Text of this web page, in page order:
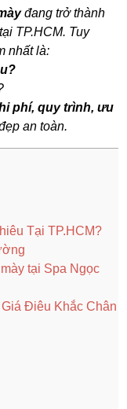
đang trở thành
TP.HCM. Tuy
nhất là:
phí, quy trình, ưu
an toàn.
Tại TP.HCM?
tại Spa Ngọc
Điêu Khắc Chân